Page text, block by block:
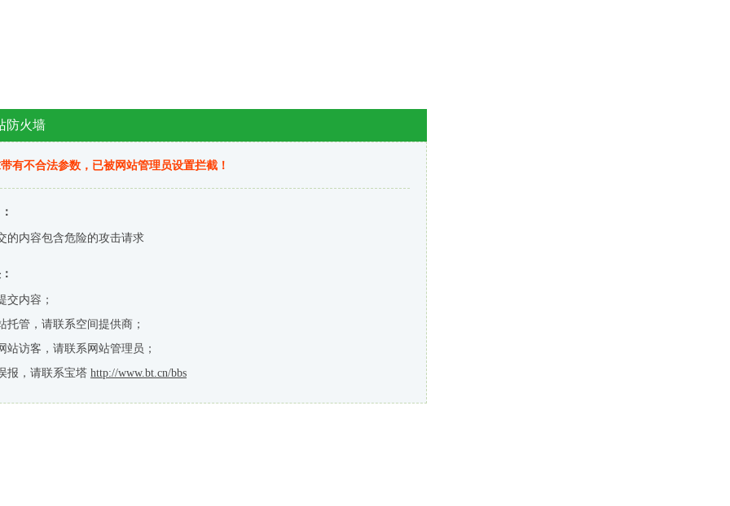
防火墙
有不合法参数，已被网站管理员设置拦截！
的内容包含危险的攻击请求
交内容；
托管，请联系空间提供商；
站访客，请联系网站管理员；
报，请联系宝塔 http://www.bt.cn/bbs